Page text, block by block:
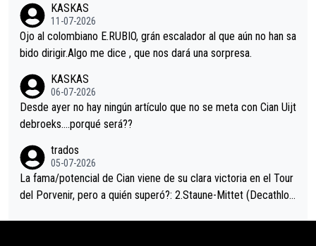
i sin pedalear, luego está el saludo con Evenepoel dándose la
mano de una manera muy fraternal, más allá de los típicos toqu
es en el hombro con que saludaba a Vingegard. Ahí hubo una in
eta, a ver si por querer poner a Del Toro con calzador en posi
ción de podio UAE y Pojacar se van complicar el tour.
KASKAS
11-07-2026
Ojo al colombiano E.RUBIO, grán escalador al que aún no han sa
bido dirigir.Algo me dice , que nos dará una sorpresa.
KASKAS
06-07-2026
Desde ayer no hay ningún artículo que no se meta con Cian Uijt
debroeks….porqué será??
trados
05-07-2026
La fama/potencial de Cian viene de su clara victoria en el Tour
del Porvenir, pero a quién superó?: 2.Staune-Mittet (Decathlon,